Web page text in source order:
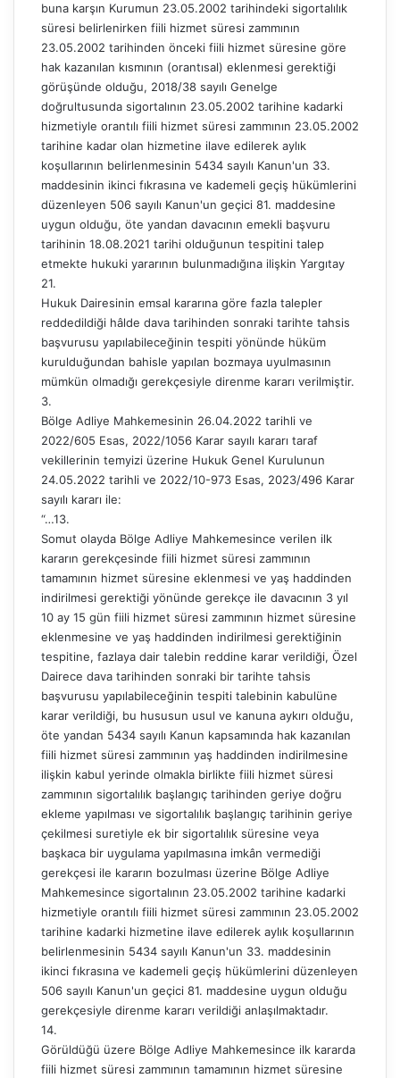
buna karşın Kurumun 23.05.2002 tarihindeki sigortalılık
süresi belirlenirken fiili hizmet süresi zammının
23.05.2002 tarihinden önceki fiili hizmet süresine göre
hak kazanılan kısmının (orantısal) eklenmesi gerektiği
görüşünde olduğu, 2018/38 sayılı Genelge
doğrultusunda sigortalının 23.05.2002 tarihine kadarki
hizmetiyle orantılı fiili hizmet süresi zammının 23.05.2002
tarihine kadar olan hizmetine ilave edilerek aylık
koşullarının belirlenmesinin 5434 sayılı Kanun'un 33.
maddesinin ikinci fıkrasına ve kademeli geçiş hükümlerini
düzenleyen 506 sayılı Kanun'un geçici 81. maddesine
uygun olduğu, öte yandan davacının emekli başvuru
tarihinin 18.08.2021 tarihi olduğunun tespitini talep
etmekte hukuki yararının bulunmadığına ilişkin Yargıtay
21.
Hukuk Dairesinin emsal kararına göre fazla talepler
reddedildiği hâlde dava tarihinden sonraki tarihte tahsis
başvurusu yapılabileceğinin tespiti yönünde hüküm
kurulduğundan bahisle yapılan bozmaya uyulmasının
mümkün olmadığı gerekçesiyle direnme kararı verilmiştir.
3.
Bölge Adliye Mahkemesinin 26.04.2022 tarihli ve
2022/605 Esas, 2022/1056 Karar sayılı kararı taraf
vekillerinin temyizi üzerine Hukuk Genel Kurulunun
24.05.2022 tarihli ve 2022/10-973 Esas, 2023/496 Karar
sayılı kararı ile:
“…13.
Somut olayda Bölge Adliye Mahkemesince verilen ilk
kararın gerekçesinde fiili hizmet süresi zammının
tamamının hizmet süresine eklenmesi ve yaş haddinden
indirilmesi gerektiği yönünde gerekçe ile davacının 3 yıl
10 ay 15 gün fiili hizmet süresi zammının hizmet süresine
eklenmesine ve yaş haddinden indirilmesi gerektiğinin
tespitine, fazlaya dair talebin reddine karar verildiği, Özel
Dairece dava tarihinden sonraki bir tarihte tahsis
başvurusu yapılabileceğinin tespiti talebinin kabulüne
karar verildiği, bu hususun usul ve kanuna aykırı olduğu,
öte yandan 5434 sayılı Kanun kapsamında hak kazanılan
fiili hizmet süresi zammının yaş haddinden indirilmesine
ilişkin kabul yerinde olmakla birlikte fiili hizmet süresi
zammının sigortalılık başlangıç tarihinden geriye doğru
ekleme yapılması ve sigortalılık başlangıç tarihinin geriye
çekilmesi suretiyle ek bir sigortalılık süresine veya
başkaca bir uygulama yapılmasına imkân vermediği
gerekçesi ile kararın bozulması üzerine Bölge Adliye
Mahkemesince sigortalının 23.05.2002 tarihine kadarki
hizmetiyle orantılı fiili hizmet süresi zammının 23.05.2002
tarihine kadarki hizmetine ilave edilerek aylık koşullarının
belirlenmesinin 5434 sayılı Kanun'un 33. maddesinin
ikinci fıkrasına ve kademeli geçiş hükümlerini düzenleyen
506 sayılı Kanun'un geçici 81. maddesine uygun olduğu
gerekçesiyle direnme kararı verildiği anlaşılmaktadır.
14.
Görüldüğü üzere Bölge Adliye Mahkemesince ilk kararda
fiili hizmet süresi zammının tamamının hizmet süresine